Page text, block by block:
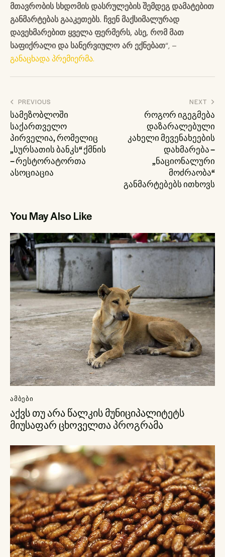
მთავრობის სხდომის დასრულების შემდეგ დამატებით
განმარტებას გააკეთებს. ჩვენ მაქსიმალურად
დავეხმარებით ყველა ფერმერს, ასე, რომ მათ
საფიქრალი და სანერვიულო არ ექნებათ“, –
განაცხადა პრემიერმა.
პოსტის
ნავიგაცია
PREVIOUS
სამეზობლოში
საქართველო
პირველია, რომელიც
„სურსათის ბანკს“ ქმნის
– რესტორატორთა
ასოციაცია
NEXT
როგორ იგეგმება
დაზარალებული
კახელი მევენახეების
დახმარება –
„ნაციონალური
მოძრაობა“
განმარტებებს ითხოვს
You May Also Like
ᲐᲛᲑᲔᲑᲘ
აქვს თუ არა წალკის მუნიციპალიტეტს
მიუსაფარ ცხოველთა პროგრამა